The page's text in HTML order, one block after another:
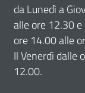
da Lunedì a
alle ore 12.30
ore 14.00 alle
Il Venerdì dalle
12.00.